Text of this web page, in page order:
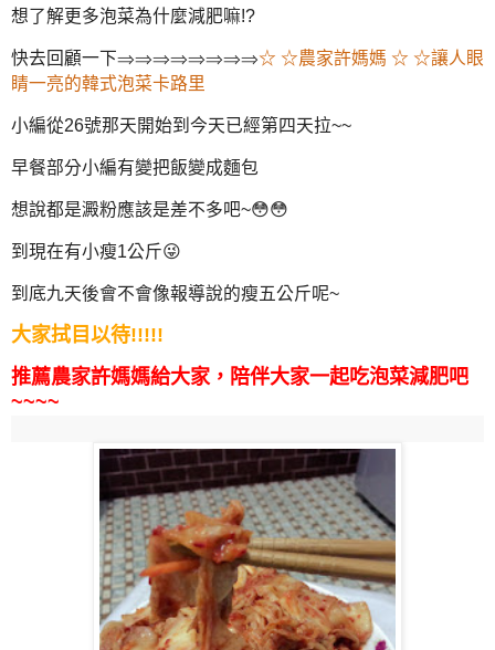
想了解更多泡菜為什麼減肥嘛!?
快去回顧一下⇒⇒⇒⇒⇒⇒⇒⇒☆ ☆農家許媽媽 ☆ ☆讓人眼
睛一亮的韓式泡菜卡路里
小編從26號那天開始到今天已經第四天拉~~
早餐部分小編有變把飯變成麵包
想說都是澱粉應該是差不多吧~😳😳
到現在有小瘦1公斤😜
到底九天後會不會像報導說的瘦五公斤呢~
大家拭目以待!!!!!
推薦農家許媽媽給大家，陪伴大家一起吃泡菜減肥吧
~~~~